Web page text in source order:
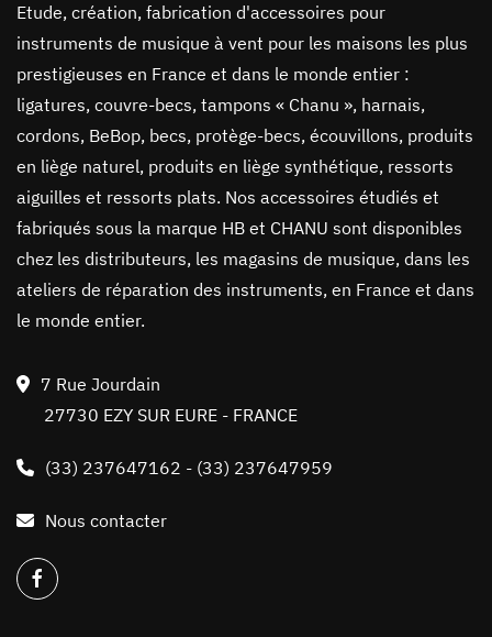
Etude, création, fabrication d'accessoires pour
instruments de musique à vent pour les maisons les plus
prestigieuses en France et dans le monde entier :
ligatures, couvre-becs, tampons « Chanu », harnais,
cordons, BeBop, becs, protège-becs, écouvillons, produits
en liège naturel, produits en liège synthétique, ressorts
aiguilles et ressorts plats. Nos accessoires étudiés et
fabriqués sous la marque HB et CHANU sont disponibles
chez les distributeurs, les magasins de musique, dans les
ateliers de réparation des instruments, en France et dans
le monde entier.
7 Rue Jourdain
27730 EZY SUR EURE - FRANCE
(33) 237647162 - (33) 237647959
Nous contacter